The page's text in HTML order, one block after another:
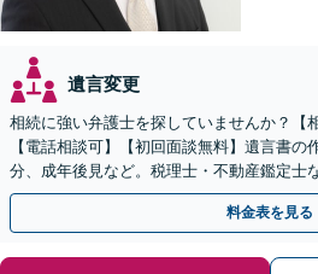
遺言変更
相続に強い弁護士を探していませんか？【
【電話相談可】【初回面談無料】遺言書の
分、成年後見など。税理士・不動産鑑定士
可能です
料金表を見る